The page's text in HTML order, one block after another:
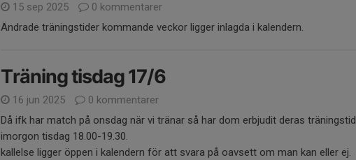
15 sep 2025
0 kommentarer
Ändrade träningstider kommande veckor ligger inlagda i kalendern.
Träning tisdag 17/6
16 jun 2025
0 kommentarer
Då ifk har match på onsdag när vi tränar så har dom erbjudit deras träningstid
imorgon tisdag 18.00-19.30.
kallelse ligger öppen i kalendern för att svara på oavsett om man kan eller ej.